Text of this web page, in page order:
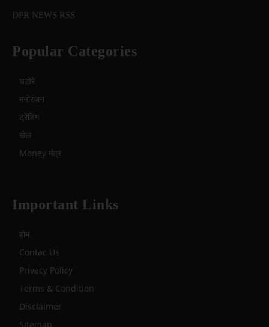
DPR NEWS RSS
Popular Categories
चटोरे
मनोरंजन
ट्रेंडिंग
खेल
Money मंत्र
Important Links
होम
Contac Us
Privacy Policy
Terms & Condition
Disclaimer
Sitemap